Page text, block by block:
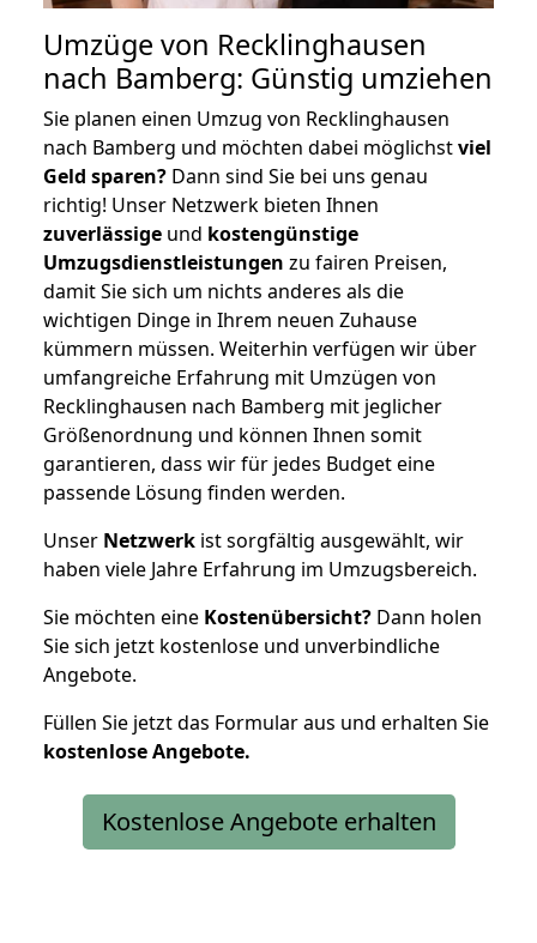
Umzüge von Recklinghausen
nach Bamberg: Günstig umziehen
Sie planen einen Umzug von Recklinghausen
nach Bamberg und möchten dabei möglichstviel
Geld sparen? Dann sind Sie bei uns genau
richtig! Unser Netzwerk bieten Ihnen
zuverlässige und kostengünstige
Umzugsdienstleistungen zu fairen Preisen,
damit Sie sich um nichts anderes als die
wichtigen Dinge in Ihrem neuen Zuhause
kümmern müssen. Weiterhin verfügen wir über
umfangreiche Erfahrung mit Umzügen von
Recklinghausen nach Bamberg mit jeglicher
Größenordnung und können Ihnen somit
garantieren, dass wir für jedes Budget eine
passende Lösung finden werden.
Unser Netzwerk ist sorgfältig ausgewählt, wir
haben viele Jahre Erfahrung im Umzugsbereich.
Sie möchten eine Kostenübersicht? Dann holen
Sie sich jetzt kostenlose und unverbindliche
Angebote.
Füllen Sie jetzt das Formular aus und erhalten Sie
kostenloseAngebote.
Kostenlose Angebote erhalten